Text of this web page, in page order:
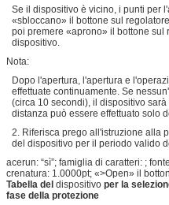
Se il dispositivo è vicino, i punti per
«sbloccano» il bottone sul
poi premere «aprono» il bottone sul
dispositivo.
Nota:
Dopo l'apertura, l'apertura e
effettuate continuamente. Se
(circa 10 secondi), il dispositivo
distanza può essere effettuato solo
2. Riferisca prego all'istruzione alla
del dispositivo per il periodo valido
acerun: “sì”; famiglia di caratteri: ;
crenatura: 1.0000pt; «>Open» il
Tabella del dispositivo per la
fase della protezione